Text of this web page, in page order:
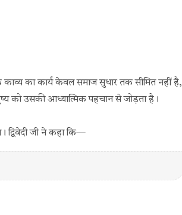
काव्य का कार्य केवल समाज सुधार तक सीमित नहीं है,
को उसकी आध्यात्मिक पहचान से जोड़ता है।
द्विवेदी जी ने कहा कि—